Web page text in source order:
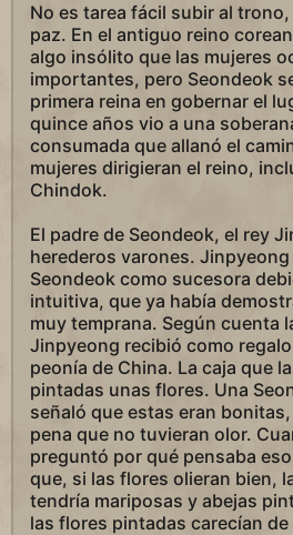
No es tarea fácil subir al
paz. En el antiguo reino
algo insólito que las mujeres
importantes, pero Seondeok
primera reina en gobernar el
quince años vio a una
consumada que allanó el
mujeres dirigieran el reino,
Chindok.
El padre de Seondeok, el rey
herederos varones. Jinpyeong
Seondeok como sucesora
intuitiva, que ya había
muy temprana. Según cuenta
Jinpyeong recibió como
peonía de China. La caja que
pintadas unas flores. Una
señaló que estas eran
pena que no tuvieran olor.
preguntó por qué pensaba
que, si las flores olieran bien,
tendría mariposas y abejas
las flores pintadas carecían de